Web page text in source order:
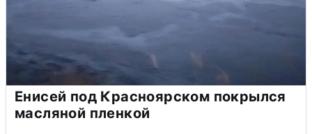
Енисей под Красноярском покрылся
масляной пленкой